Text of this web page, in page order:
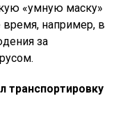
«умную маску»
например, в
за
транспортировку